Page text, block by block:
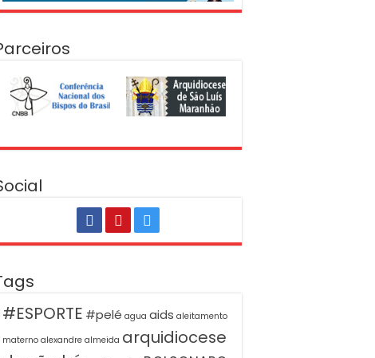
#ESPORTE #pelé agua aids aleitamento
materno alexandre almeida arquidiocese